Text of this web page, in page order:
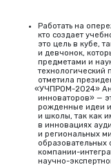
Работать на
кто создает
это цель в кубе,
и девчонок,
предметами и
технологический
отметила
«УЧПРОМ-2024»
инноваторов» —
рожденные идеи и
и школы, так как
в инновациях
и региональных
образовательных
компании-
научно-